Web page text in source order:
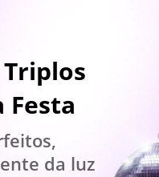
da luz
Festa